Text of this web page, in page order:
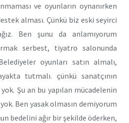
ve oyunların oynanırken
alması. Çünkü biz eski seyirci
Ben şunu da anlamıyorum
serbest, tiyatro salonunda
oyunları satın almalı,
tutmalı. çünkü sanatçının
Şu an bu yapılan mücadelenin
Ben yasak olmasın demiyorum
bedelini ağır bir şekilde öderken,